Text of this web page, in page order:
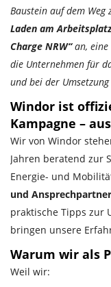
Baustein auf dem
Laden am Arbeitsplatz
Charge NRW“an, eine
die Unternehmen für
und bei der
Windor ist
Kampagne –
Wir von Windor
Jahren beratend zur
Energie- und
und Ansprechpartner
praktische Tipps zur
bringen unsere
Warum wir als
Weil wir: